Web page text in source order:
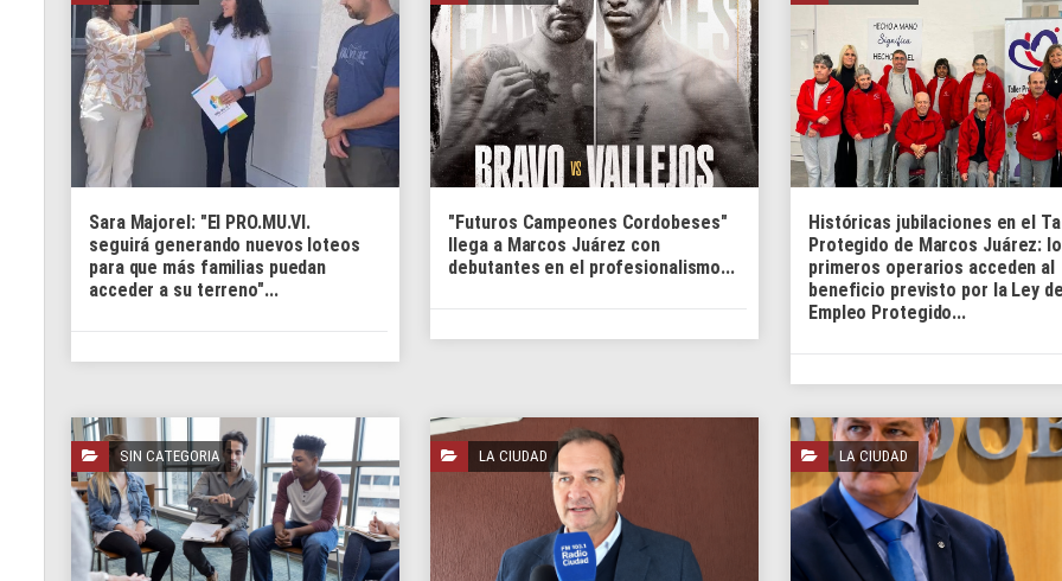
Sara Majorel: "El PRO.MU.VI.
seguirá generando nuevos loteos
para que más familias puedan
acceder a su terreno"...
"Futuros Campeones Cordobeses"
llega a Marcos Juárez con
debutantes en el profesionalismo...
Históricas jubilaciones en el
Protegido de Marcos Juárez:
primeros operarios acceden al
beneficio previsto por la Ley
Empleo Protegido...
SIN CATEGORIA LA CIUDAD LA CIUDAD